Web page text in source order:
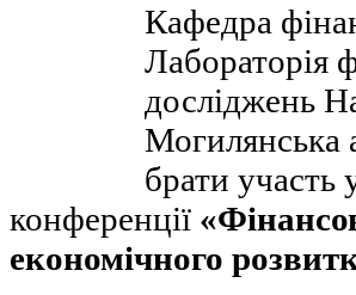
Кафедра
Лабораторія
досліджень
брати участь
конференції
економічного